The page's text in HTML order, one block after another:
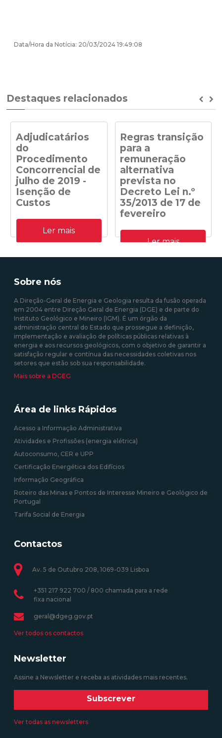
Data/Hora da Notícia: 20/03/2024 19:49:08
Destaques relacionados
Adjudicatários
do
Procedimento
Concorrencial de
julho de 2019 -
Isenção de
Custos
Adjudicatários do
Procedimento
Concorrencial de julho de
capacidade de receção na
produzida em centrais
solares fotovoltaicas -
09/09/2020 12:00:00
Ler mais
Regras transição
para a
remuneração
alternativa
prevista no
Decreto Lei n.º
35/2013 de 17 de
fevereiro
Despacho n.º
41/DGEG/2020: Regras
10/08/2020 12:00:00
Ler mais
Sobre nós
A Direção-Geral de Energia e Geologia resulta da fusão operada
em 2004 entre Direção Geral de Energia (DGE) e de parte do
Instituto Geológico e Mineiro (IGM). É um órgão da
administração central do Estado que prossegue a definição,
implementação e avaliação de políticas públicas relativas à
energia e aos recursos geológicos, com o objetivo de garantir a
satisfação regular e contínua das necessidades coletivas nos
setores que estão sob sua responsabilidade.
Mais sobre a DGEG
Área de links Rápidos
Acesso a Informação Administrativa
Atividades e Profissões (energia elétrica)
Autoconsumo, CER e UPP
Certificação Energética dos Edifícios
Informação Geográfica
Roteiro das Minas e Pontos de Interesse Mineiro e Geológico de
Portugal
Tarifa Social de Energia
Contactos
Av. 5 de Outubro 208, 1069-039 Lisboa
+351 217 922 700 / 800 chamada para a rede
fixa nacional
geral@dgeg.gov.pt
Ver todos os contactos
Newsletter
Assine a Newsletter e receba as atividades mais recentes.
Subscrever
Ver todas as newsletters